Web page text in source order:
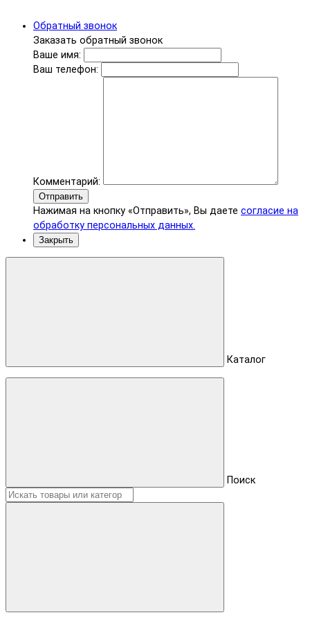
Обратный звонок
Заказать обратный звонок
Ваше имя:
Ваш телефон:
Комментарий:
Отправить
Нажимая на кнопку «Отправить», Вы даете согласие на
обработку персональных данных.
Закрыть
Каталог
Поиск